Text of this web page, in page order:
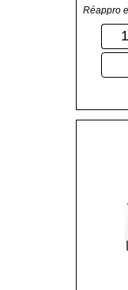
Réappro